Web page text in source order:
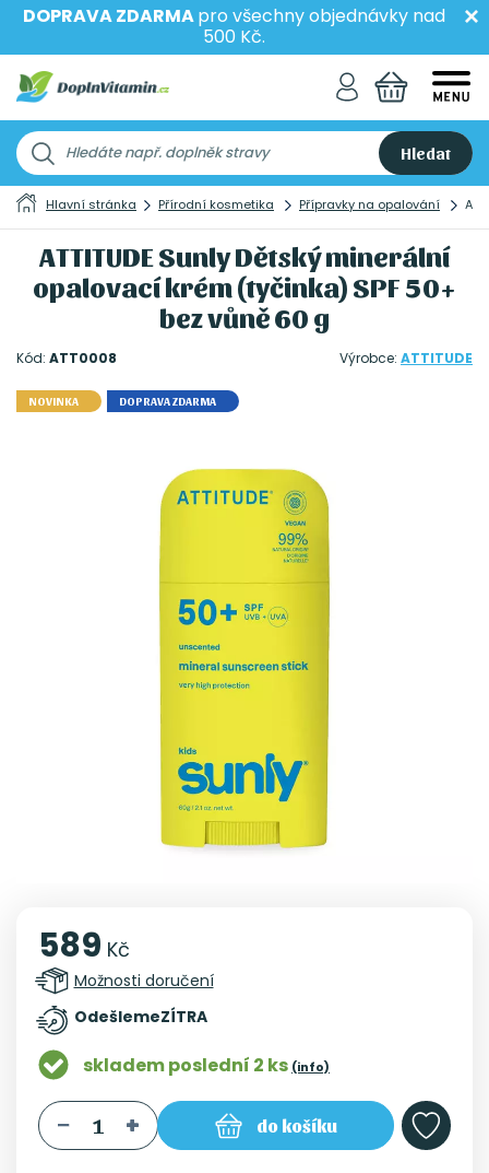
DOPRAVA ZDARMApro všechny objednávky nad
500 Kč.
Hledat
Hlavní stránka Přírodní kosmetika Přípravky na opalování
ATTITUDE Sunly Dětský minerální
opalovací krém (tyčinka) SPF 50+
bez vůně 60 g
Kód: ATT0008 Výrobce: ATTITUDE
NOVINKA DOPRAVA ZDARMA
589 Kč
Možnosti doručení
OdešlemeZÍTRA
skladem poslední 2 ks (info)
do košíku